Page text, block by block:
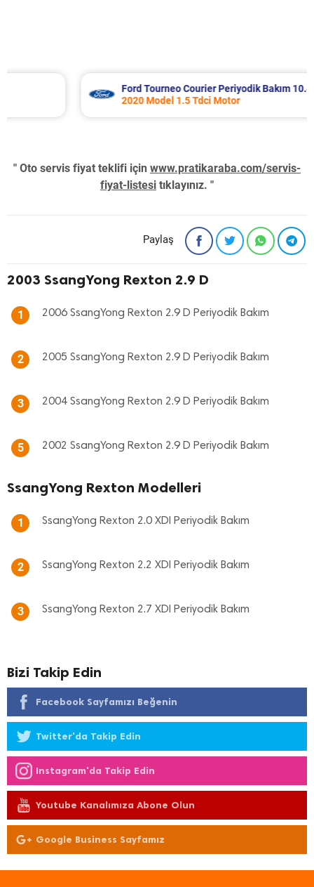
Ford Tourneo Courier Periyodik Bakım 10.485 TL
2020 Model 1.5 Tdci Motor
" Oto servis fiyat teklifi için www.pratikaraba.com/servis-
fiyat-listesi tıklayınız. "
Paylaş
2003 SsangYong Rexton 2.9 D
1 2006 SsangYong Rexton 2.9 D Periyodik Bakım
2 2005 SsangYong Rexton 2.9 D Periyodik Bakım
3 2004 SsangYong Rexton 2.9 D Periyodik Bakım
5 2002 SsangYong Rexton 2.9 D Periyodik Bakım
SsangYong Rexton Modelleri
1 SsangYong Rexton 2.0 XDI Periyodik Bakım
2 SsangYong Rexton 2.2 XDI Periyodik Bakım
3 SsangYong Rexton 2.7 XDI Periyodik Bakım
Bizi Takip Edin
Facebook Sayfamızı Beğenin
Twitter'da Takip Edin
Instagram'da Takip Edin
Youtube Kanalımıza Abone Olun
Google Business Sayfamız